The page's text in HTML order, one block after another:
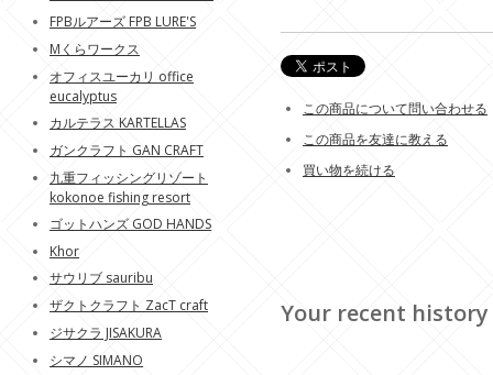
この商品について問い合わせる
この商品を友達に教える
買い物を続ける
Your recent history
FPBルアーズ FPB LURE'S
Mくらワークス
オフィスユーカリ office
eucalyptus
カルテラス KARTELLAS
ガンクラフト GAN CRAFT
九重フィッシングリゾート
kokonoe fishing resort
ゴットハンズ GOD HANDS
Khor
サウリブ sauribu
ザクトクラフト ZacT craft
ジサクラ JISAKURA
シマノ SIMANO